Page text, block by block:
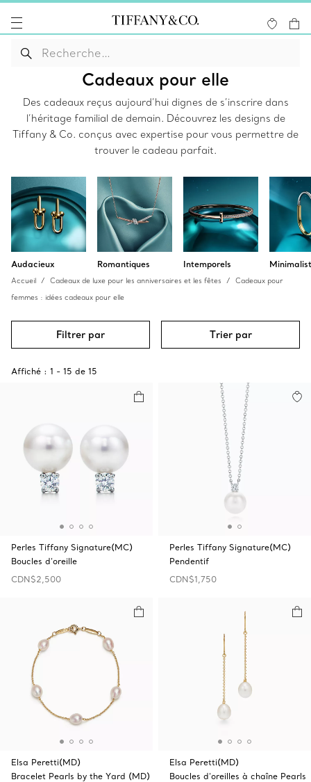
Cadeaux pour elle
Des cadeaux reçus aujourd’hui dignes de s’inscrire dans
l’héritage familial de demain. Découvrez les designs de
Tiffany & Co. conçus avec expertise pour vous permettre de
trouver le cadeau parfait.
Audacieux Romantiques Intemporels
Accueil Cadeaux de luxe pour les anniversaires et les fêtes
Cadeaux pour
femmes : idées cadeaux pour elle
Filtrer par Trier par
Affiché : 1 - 15 de 15
Perles Tiffany Signature(MC)
Boucles d’oreille
CDN$2,500
Perles Tiffany Signature(MC)
Pendentif
CDN$1,750
Elsa Peretti(MD)
Bracelet Pearls by the Yard (MD)
Elsa Peretti(MD)
Boucles d’oreilles à chaîne Pearls